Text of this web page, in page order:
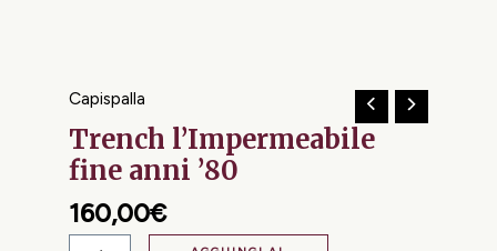
Capispalla
Trench l’Impermeabile
fine anni ’80
160,00€